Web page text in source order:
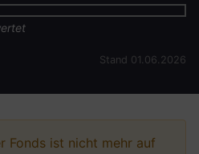
Stand 01.06.2026
Fonds ist nicht mehr auf